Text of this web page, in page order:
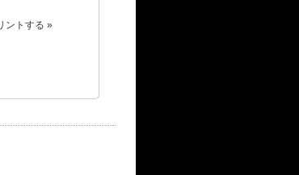
ントする »